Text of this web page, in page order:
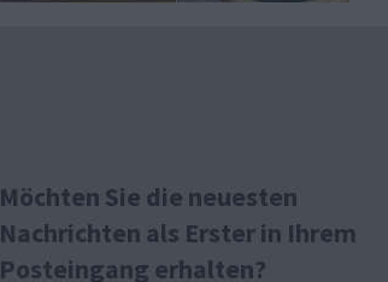
Möchten Sie die neuesten
Nachrichten als Erster in Ihrem
Posteingang erhalten?